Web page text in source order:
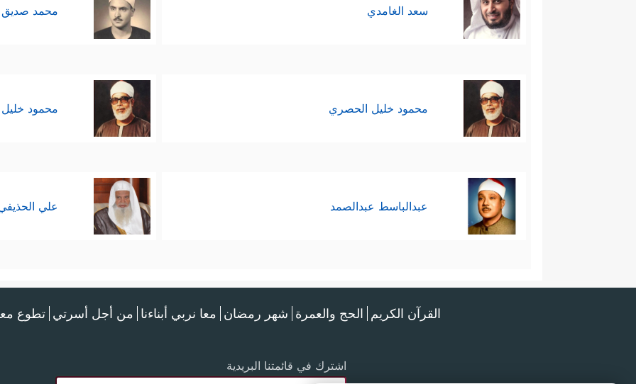
سعد الغامدي محمد صديق
محمود خليل الحصري محمود
عبدالباسط عبدالصمد علي
القرآن الكريم الحج والعمرة شهر رمضان معا نربي أبناءنا من أجل أسرتي تطوع
اشترك في قائمتنا البريدية